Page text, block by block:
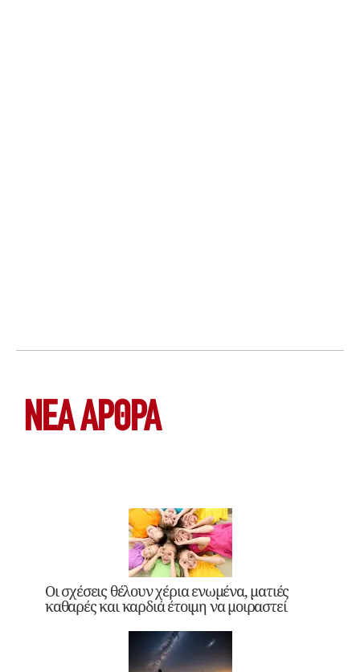
ΝΕΑ ΆΡΘΡΑ
Οι σχέσεις θέλουν χέρια ενωμένα, ματιές
καθαρές και καρδιά έτοιμη να μοιραστεί